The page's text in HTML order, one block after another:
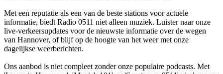
Met een reputatie als een van de beste stations voor actuele
informatie, biedt Radio 0511 niet alleen muziek. Luister naar onze
live-verkeersupdates voor de nieuwste informatie over de wegen
van Hannover, of blijf op de hoogte van het weer met onze
dagelijkse weerberichten.
Ons aanbod is niet compleet zonder onze populaire podcasts. Met